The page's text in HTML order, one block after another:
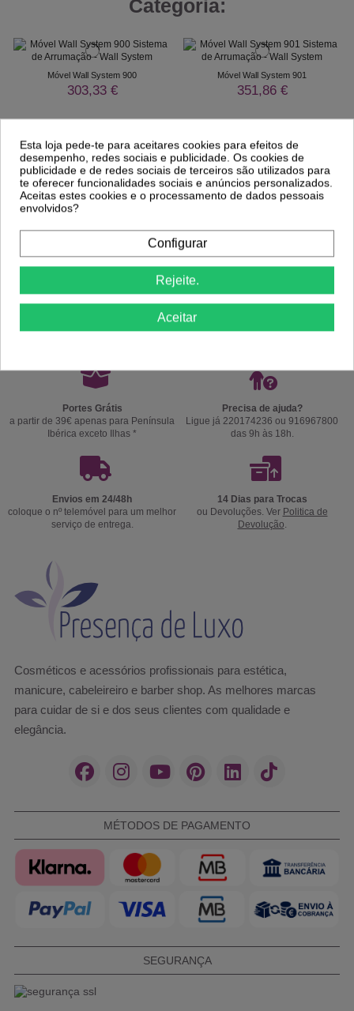
Categoria:
Móvel Wall System 900
303,33 €
Comprar
Móvel Wall System 901
351,86 €
Comprar
Portes Grátis
a partir de 39€ apenas para Península
Ibérica exceto Ilhas *
Precisa de ajuda?
Ligue já 220174236 ou 916967800
das 9h às 18h.
Envios em 24/48h
coloque o nº telemóvel para um melhor
serviço de entrega.
14 Dias para Trocas
ou Devoluções. Ver Politica de
Devolução
Cosméticos e acessórios profissionais para estética,
manicure, cabeleireiro e barber shop. As melhores marcas
para cuidar de si e dos seus clientes com qualidade e
elegância.
MÉTODOS DE PAGAMENTO
SEGURANÇA
Esta loja pede-te para aceitares cookies para efeitos de
desempenho, redes sociais e publicidade. Os cookies de
publicidade e de redes sociais de terceiros são utilizados para
te oferecer funcionalidades sociais e anúncios personalizados.
Aceitas estes cookies e o processamento de dados pessoais
envolvidos?
Configurar
Rejeite.
Aceitar